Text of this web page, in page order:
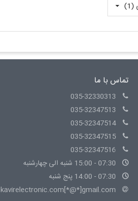
تماس با ما
035-32330313
035-32347513
035-32347514
035-32347515
035-32347516
07:30 - 15:00 شنبه الی چهارشنبه
07:30 - 14:00 پنج شنبه
kavirelectronic.com[*@*]gmail.com